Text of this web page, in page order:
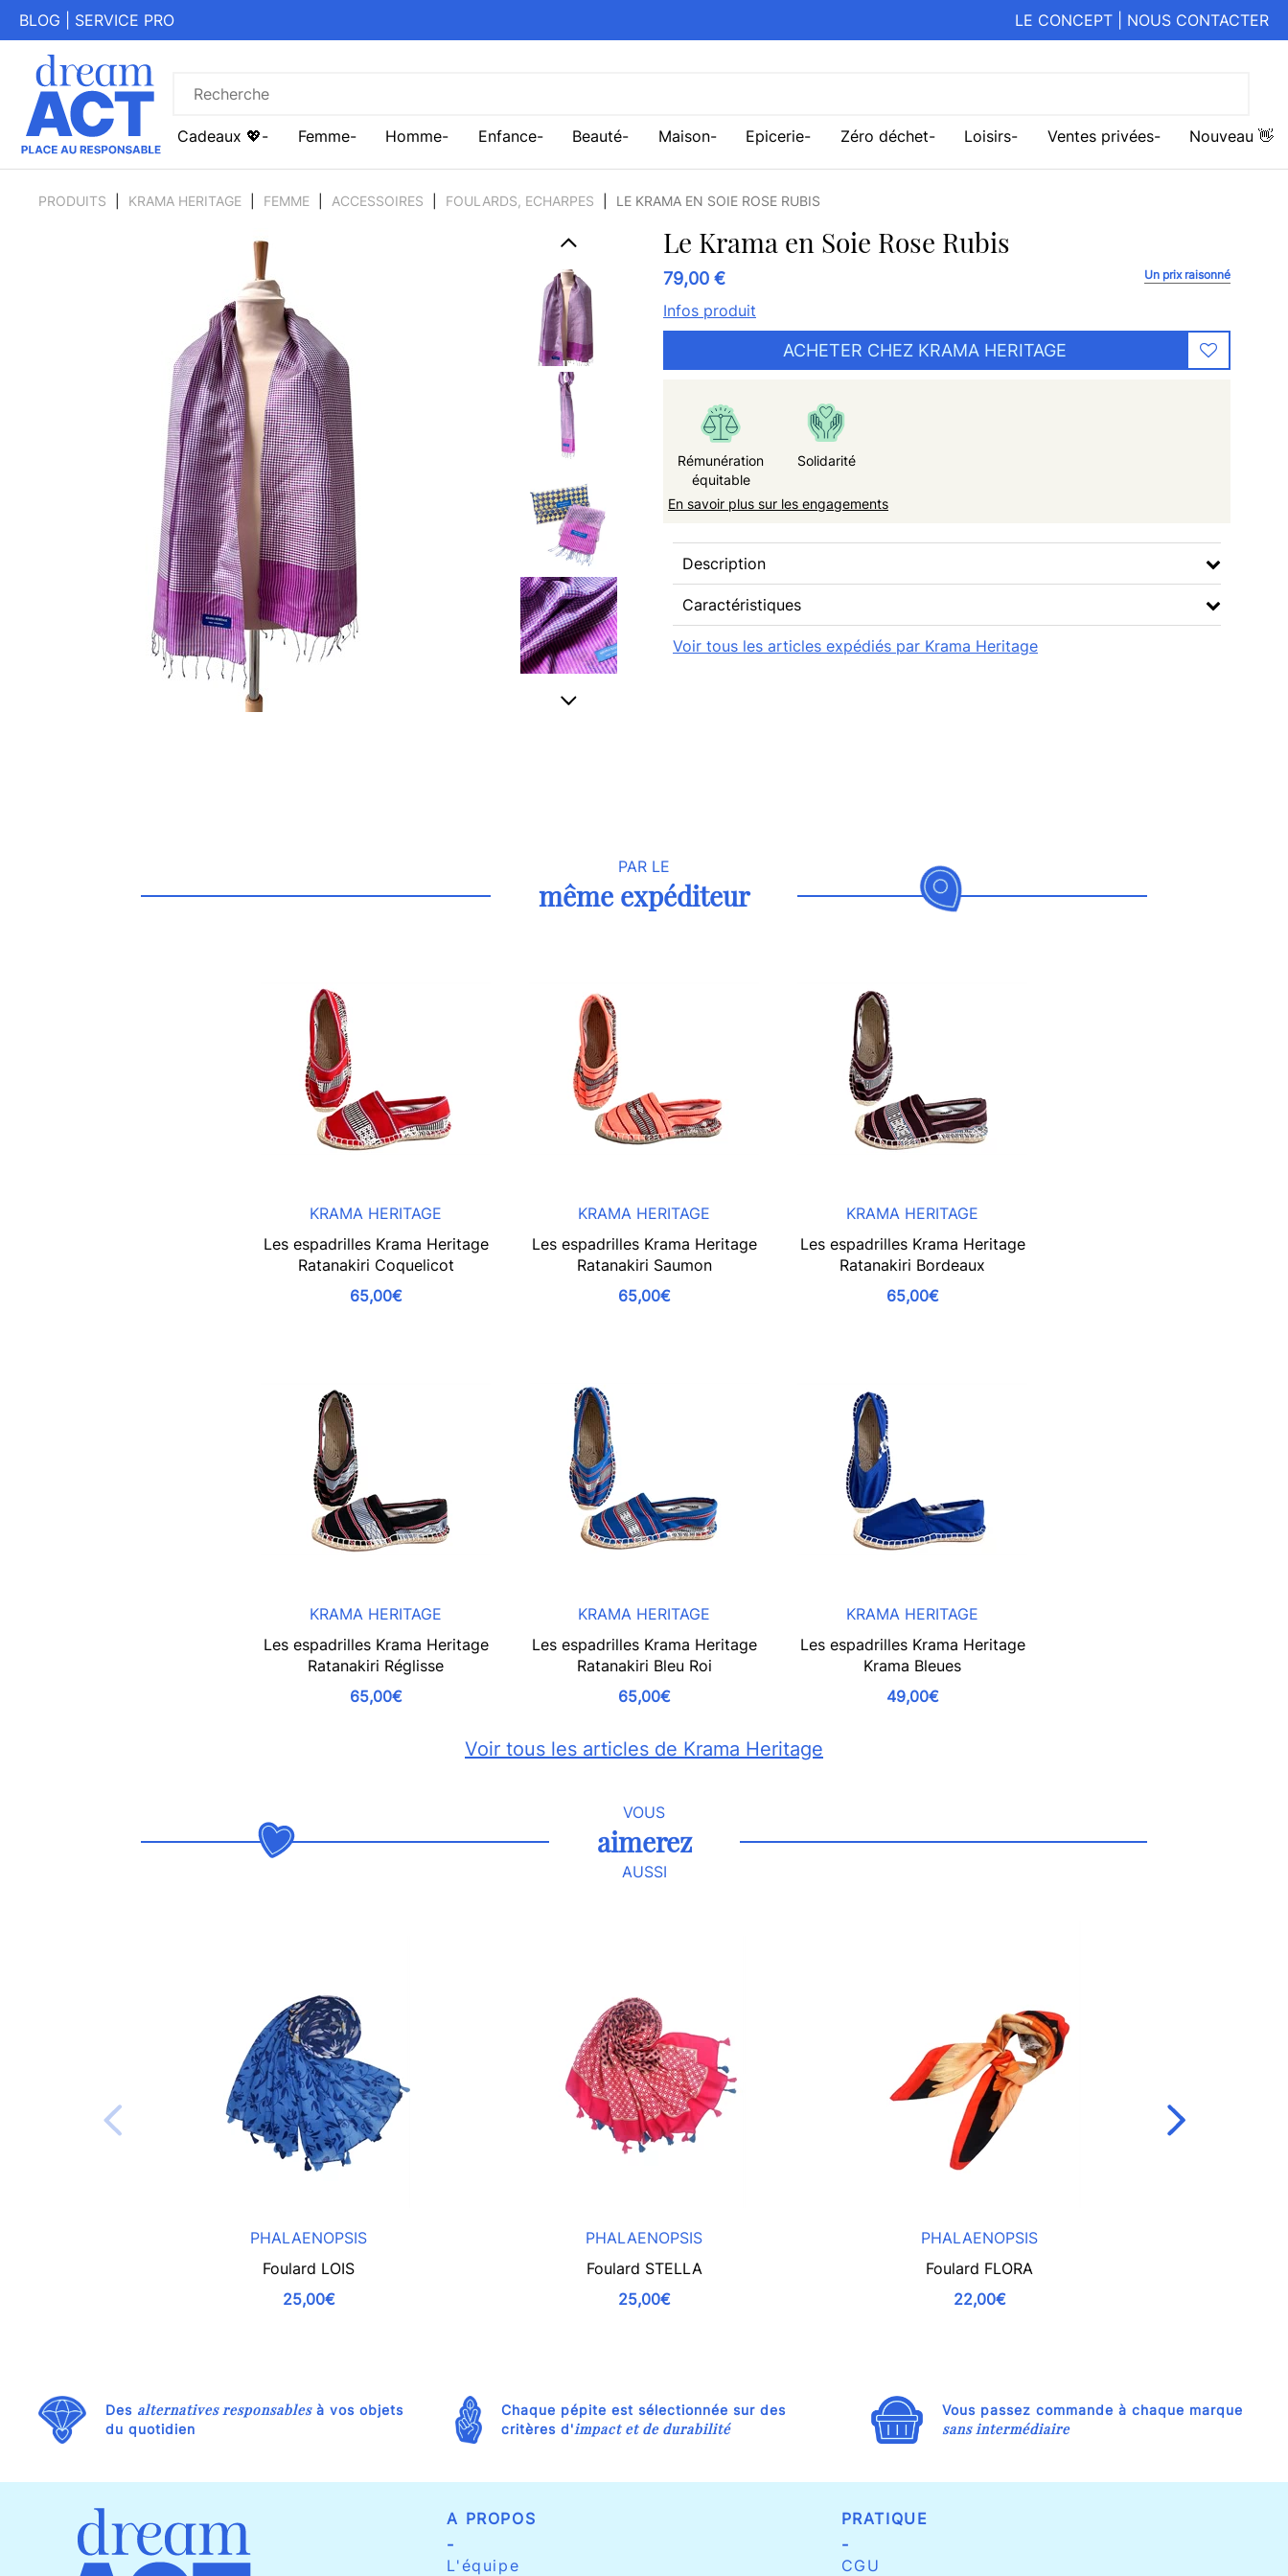
BLOG SERVICE PRO LE CONCEPT NOUS CONTACTER
Cadeaux 💖 Femme Homme Enfance Beauté Maison Epicerie Zéro déchet Loisirs Ventes privées Nouveau 👋
PRODUITS KRAMA HERITAGE FEMME ACCESSOIRES FOULARDS, ECHARPES LE KRAMA EN SOIE ROSE RUBIS
Le Krama en Soie Rose Rubis
79,00 € Un prix raisonné
Infos produit
ACHETER CHEZ KRAMA HERITAGE
Rémunération
équitable
Solidarité
En savoir plus sur les engagements
Description
Caractéristiques
Voir tous les articles expédiés par Krama Heritage
PAR LE
même expéditeur
KRAMA HERITAGE
Les espadrilles Krama Heritage
Ratanakiri Coquelicot
65,00€
KRAMA HERITAGE
Les espadrilles Krama Heritage
Ratanakiri Saumon
65,00€
KRAMA HERITAGE
Les espadrilles Krama Heritage
Ratanakiri Bordeaux
65,00€
KRAMA HERITAGE
Les espadrilles Krama Heritage
Ratanakiri Réglisse
65,00€
KRAMA HERITAGE
Les espadrilles Krama Heritage
Ratanakiri Bleu Roi
65,00€
KRAMA HERITAGE
Les espadrilles Krama Heritage
Krama Bleues
49,00€
Voir tous les articles de Krama Heritage
VOUS
aimerez
AUSSI
PHALAENOPSIS
Foulard LOIS
25,00€
PHALAENOPSIS
Foulard STELLA
25,00€
PHALAENOPSIS
Foulard FLORA
22,00€
Des alternatives responsablesà vos objets
du quotidien
Chaque pépite est sélectionnée sur des
critères d'impact et de durabilité
Vous passez commande à chaque marque
sans intermédiaire
A PROPOS
-
L'équipe
PRATIQUE
-
CGU